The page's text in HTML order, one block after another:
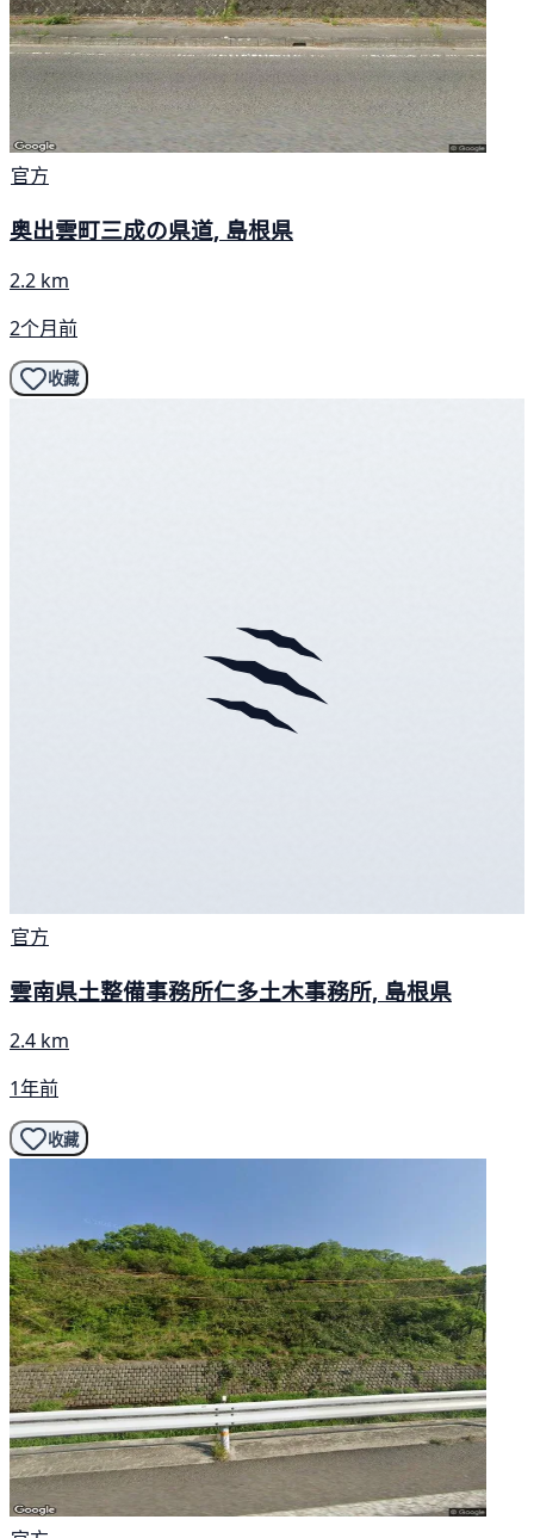
官方
奥出雲町三成の県道, 島根県
2.2 km
2个月前
收藏
官方
雲南県土整備事務所仁多土木事務所, 島根県
2.4 km
1年前
收藏